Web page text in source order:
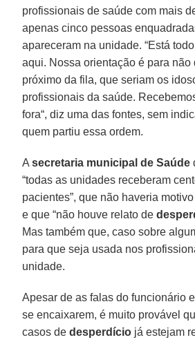
profissionais de saúde com mais
apenas cinco pessoas
apareceram na unidade. “Está
aqui. Nossa orientação é para não
próximo da fila, que seriam os
profissionais da saúde.
fora“, diz uma das fontes, sem
quem partiu essa ordem.
Asecretaria municipal de Saúde
“todas as unidades receberam
pacientes”, que não haveria
e que “não houve relato de
Mas também que, caso sobre
para que seja usada nos
unidade.
Apesar de as falas do funcionário
se encaixarem, é muito provável
casos dedesperdício já estejam